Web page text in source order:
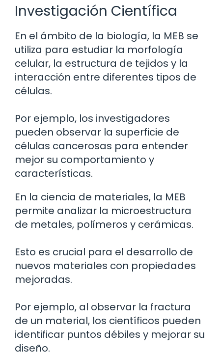
Investigación Científica
En el ámbito de la biología, la MEB se
utiliza para estudiar la morfología
celular, la estructura de tejidos y la
interacción entre diferentes tipos de
células.
Por ejemplo, los investigadores
pueden observar la superficie de
células cancerosas para entender
mejor su comportamiento y
características.
En la ciencia de materiales, la MEB
permite analizar la microestructura
de metales, polímeros y cerámicas.
Esto es crucial para el desarrollo de
nuevos materiales con propiedades
mejoradas.
Por ejemplo, al observar la fractura
de un material, los científicos pueden
identificar puntos débiles y mejorar su
diseño.